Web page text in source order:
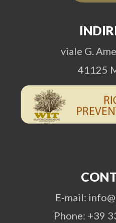
viale G.
41125
E-mail:
Phone: +39